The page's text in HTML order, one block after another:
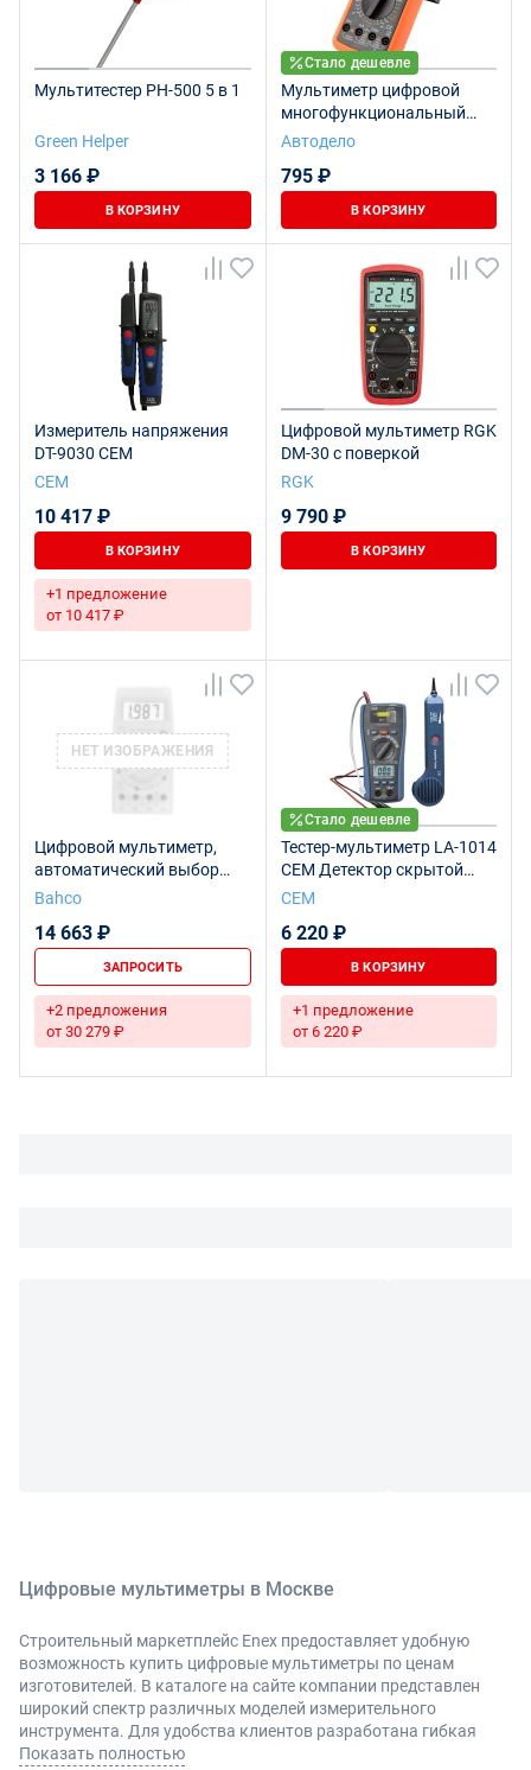
Мультитестер PH-500 5 в 1
Green Helper
3 166 ₽
В КОРЗИНУ
Стало дешевле
Мультиметр цифровой
многофункциональный
(АвтоDело) 40927
Автодело
795 ₽
В КОРЗИНУ
Измеритель напряжения
DT-9030 CEM
СЕМ
10 417 ₽
В КОРЗИНУ
+1 предложение
от 10 417 ₽
Цифровой мультиметр RGK
DM-30 с поверкой
RGK
9 790 ₽
В КОРЗИНУ
НЕТ ИЗОБРАЖЕНИЯ
Цифровой мультиметр,
автоматический выбор
диапазона, истинное
значение 1000 В, с портом
для подключения к ПК
Bahco
14 663 ₽
ЗАПРОСИТЬ
+2 предложения
от 30 279 ₽
Стало дешевле
Тестер-мультиметр LA-1014
CEM Детектор скрытой
проводки
СЕМ
6 220 ₽
В КОРЗИНУ
+1 предложение
от 6 220 ₽
Цифровые мультиметры в Москве
Строительный маркетплейс Enex предоставляет удобную
возможность купить цифровые мультиметры по ценам
изготовителей. В каталоге на сайте компании представлен
широкий спектр различных моделей измерительного
инструмента. Для удобства клиентов разработана гибкая
схема поиска нужного товара. Покупателям гарантирует
Показать полностью